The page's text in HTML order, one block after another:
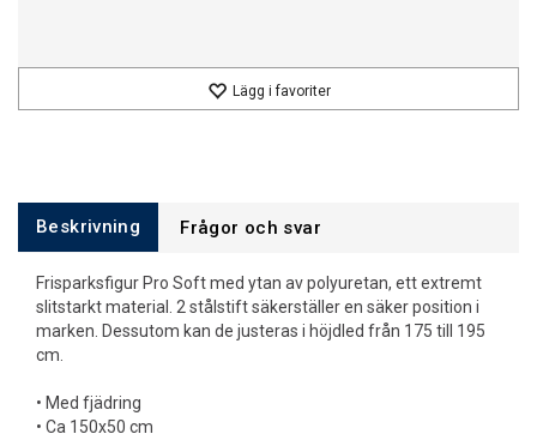
Lägg i favoriter
Beskrivning Frågor och svar
Frisparksfigur Pro Soft med ytan av polyuretan, ett extremt
slitstarkt material. 2 stålstift säkerställer en säker position i
marken. Dessutom kan de justeras i höjdled från 175 till 195
cm.
• Med fjädring
• Ca 150x50 cm